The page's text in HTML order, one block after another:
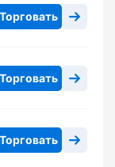
Торговать
Торговать
Торговать